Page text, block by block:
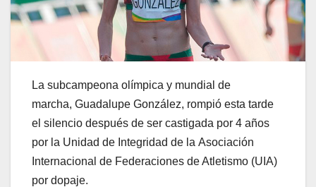
La subcampeona olímpica y mundial de
marcha, Guadalupe González, rompió esta tarde
el silencio después de ser castigada por 4 años
por la Unidad de Integridad de la Asociación
Internacional de Federaciones de Atletismo (UIA)
por dopaje.